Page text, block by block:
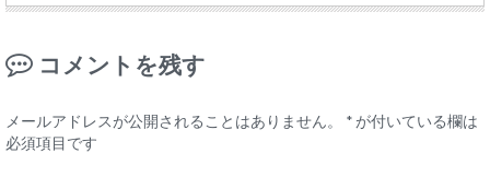
コメントを残す
メールアドレスが公開されることはありません。 * が付いている欄は
必須項目です